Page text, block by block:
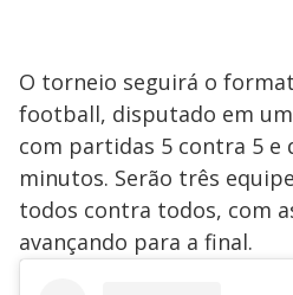
O torneio seguirá o
football, disputado em
com partidas 5 contra 5 e
minutos. Serão três
todos contra todos, com
avançando para a final.